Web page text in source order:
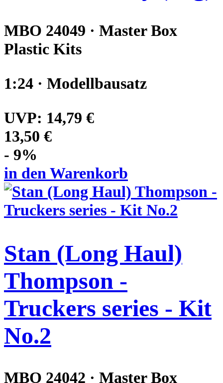
MBO 24049 · Master Box
Plastic Kits
1:24 · Modellbausatz
UVP: 14,79 €
13,50 €
- 9%
in den Warenkorb
Stan (Long Haul)
Thompson -
Truckers series - Kit
No.2
MBO 24042 · Master Box